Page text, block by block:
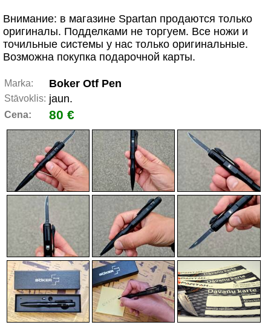
Внимание: в магазине Spartan продаются только
оригиналы. Подделками не торгуем. Все ножи и
точильные системы у нас только оригинальные.
Возможна покупка подарочной карты.
Marka: Boker Otf Pen
Stāvoklis: jaun.
Cena: 80 €